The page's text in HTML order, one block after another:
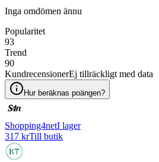
Inga omdömen ännu
Popularitet
93
Trend
90
KundrecensionerEj tillräckligt med data
Hur beräknas poängen?
Shopping4netI lager
317 krTill butik